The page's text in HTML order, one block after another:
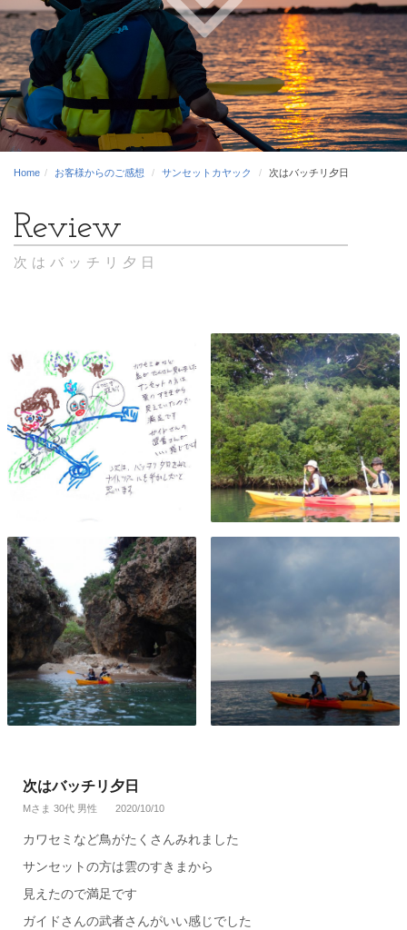
Home お客様からのご感想 サンセットカヤック 次はバッチリ夕日
次はバッチリ夕日
次はバッチリ夕日
Mさま 30代 男性 2020/10/10
カワセミなど鳥がたくさんみれました
サンセットの方は雲のすきまから
見えたので満足です
ガイドさんの武者さんがいい感じでした